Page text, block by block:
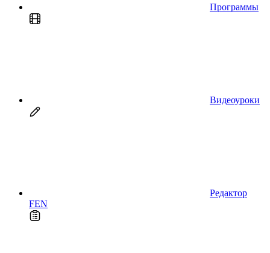
Программы
Видеоуроки
Редактор
FEN